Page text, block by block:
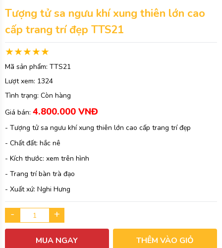
Tượng tử sa ngưu khí xung thiên lớn cao
cấp trang trí đẹp TTS21
Mã sản phẩm: TTS21
Lượt xem: 1324
Tình trạng: Còn hàng
Giá bán: 4.800.000 VNĐ
- Tượng tử sa ngưu khí xung thiên lớn cao cấp trang trí đẹp
- Chất đất: hắc nê
- Kích thước: xem trên hình
- Trang trí bàn trà đạo
- Xuất xứ: Nghi Hưng
- +
MUA NGAY THÊM VÀO GIỎ